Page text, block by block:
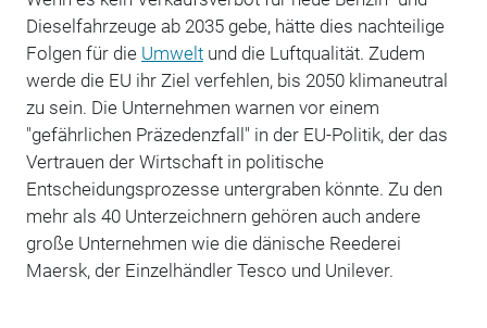
Dieselfahrzeuge ab 2035 gebe, hätte dies nachteilige
Folgen für die Umweltund die Luftqualität. Zudem
werde die EU ihr Ziel verfehlen, bis 2050 klimaneutral
zu sein. Die Unternehmen warnen vor einem
"gefährlichen Präzedenzfall" in der EU-Politik, der das
Vertrauen der Wirtschaft in politische
Entscheidungsprozesse untergraben könnte. Zu den
mehr als 40 Unterzeichnern gehören auch andere
große Unternehmen wie die dänische Reederei
Maersk, der Einzelhändler Tesco und Unilever.